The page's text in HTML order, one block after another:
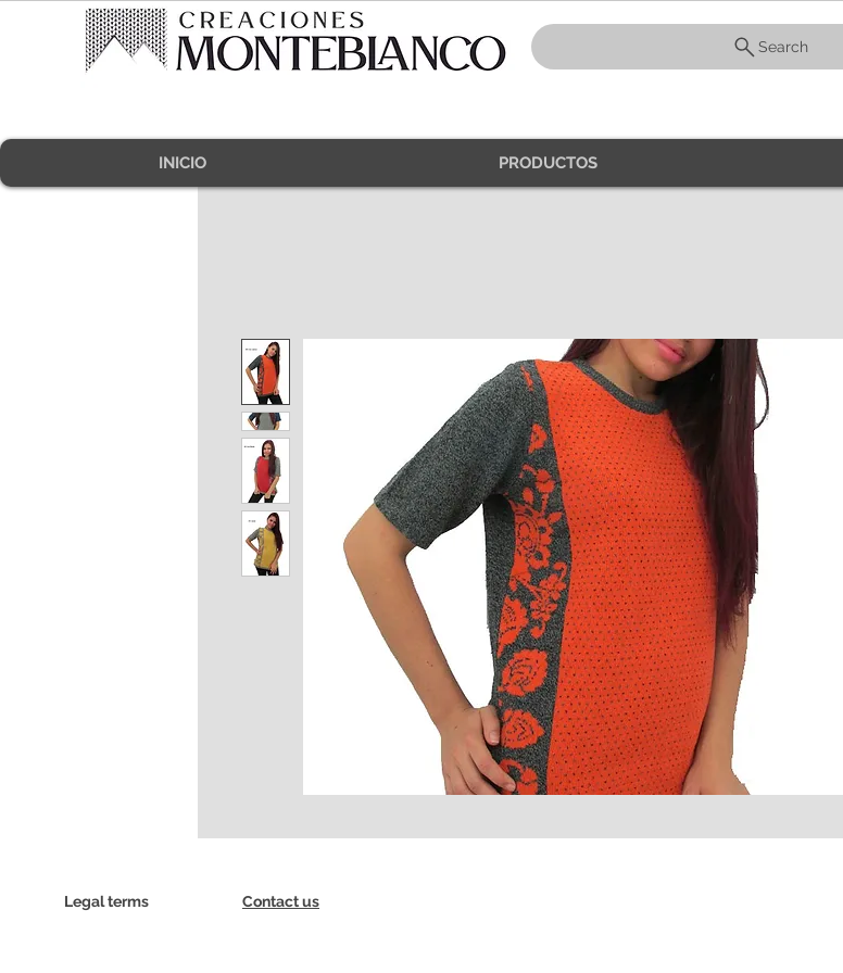
Search
INICIO PRODUCTOS
Legal terms Contact us